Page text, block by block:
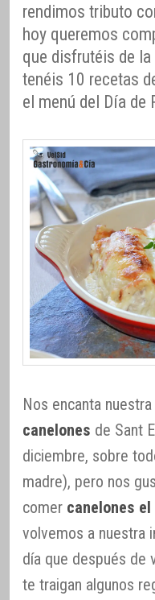
rendimos tributo
hoy queremos
que disfrutéis de
tenéis 10 recetas
el menú del Día de
Nos encanta
canelones de Sant
diciembre, sobre
madre), pero nos
comer canelones el
volvemos a nuestra
día que después de
te traigan algunos